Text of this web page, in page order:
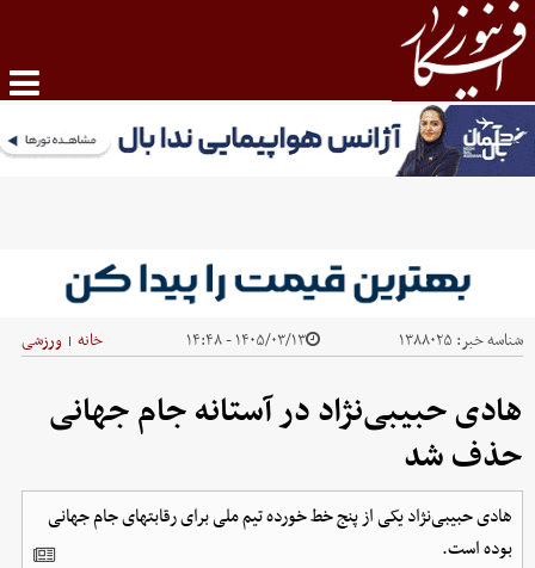
شناسه خبر: ۱۳۸۸۰۲۵ ۱۴۰۵/۰۳/۱۳ - ۱۴:۴۸ خانه | ورزشی
هادی حبیبی‌نژاد در آستانه جام جهانی
حذف شد
هادی حبیبی‌نژاد یکی از پنج خط خورده تیم ملی برای رقابتهای جام جهانی
بوده است.